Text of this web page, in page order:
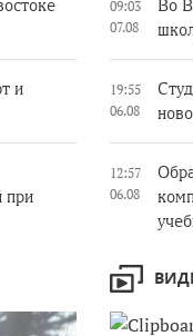
и
при
09:03
07.08
Во
19:55
06.08
12:57
06.08